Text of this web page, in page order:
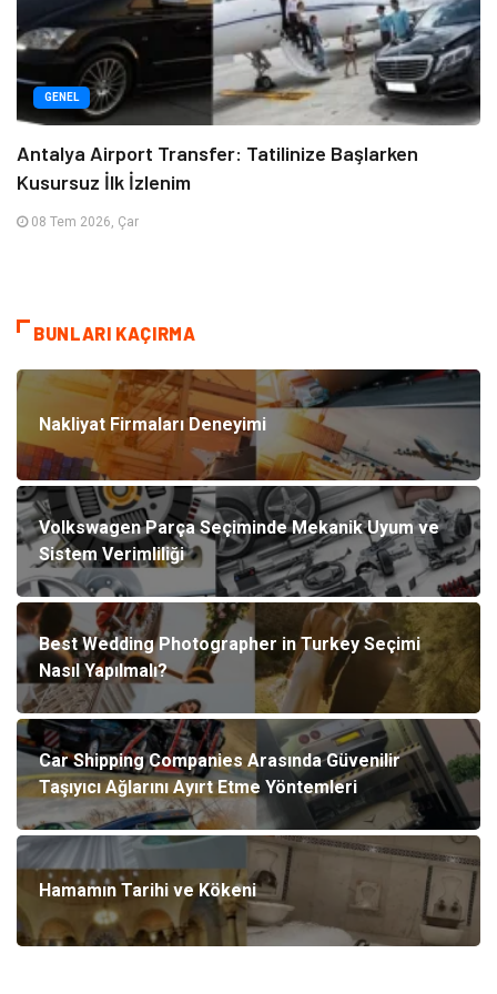
GENEL
Antalya Airport Transfer: Tatilinize Başlarken
Kusursuz İlk İzlenim
08 Tem 2026, Çar
BUNLARI KAÇIRMA
Nakliyat Firmaları Deneyimi
Volkswagen Parça Seçiminde Mekanik Uyum ve
Sistem Verimliliği
Best Wedding Photographer in Turkey Seçimi
Nasıl Yapılmalı?
Car Shipping Companies Arasında Güvenilir
Taşıyıcı Ağlarını Ayırt Etme Yöntemleri
Hamamın Tarihi ve Kökeni